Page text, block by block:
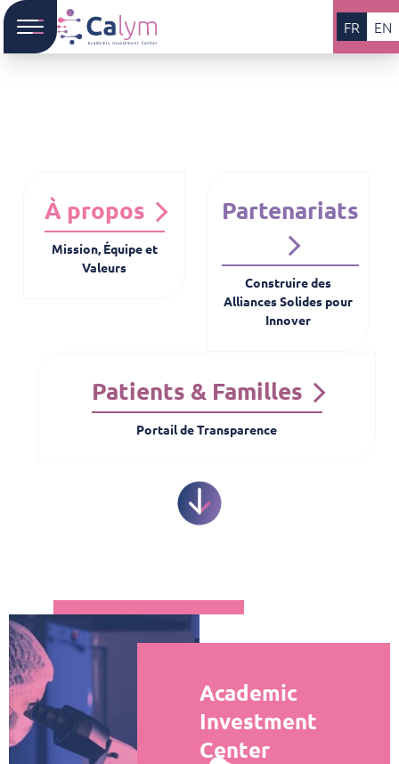
FR EN
À propos
Mission, Équipe et
Valeurs
Partenariats
Construire des
Alliances Solides pour
Innover
Patients & Familles
Portail de Transparence
Academic
Investment
Center